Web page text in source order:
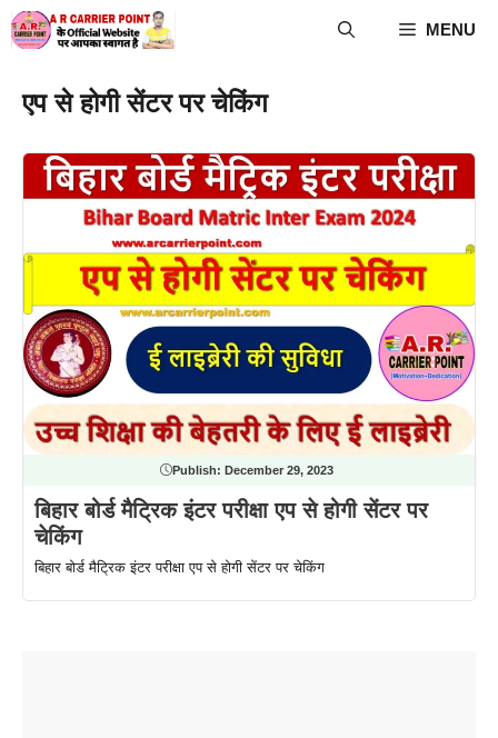
Skip
to
MENU
एप से होगी सेंटर पर चेकिंग
Publish: December 29, 2023
बिहार बोर्ड मैट्रिक इंटर परीक्षा एप से होगी सेंटर पर
चेकिंग
बिहार बोर्ड मैट्रिक इंटर परीक्षा एप से होगी सेंटर पर चेकिंग